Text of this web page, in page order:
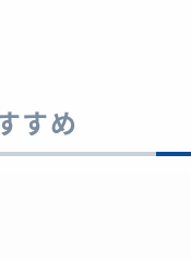
すめ